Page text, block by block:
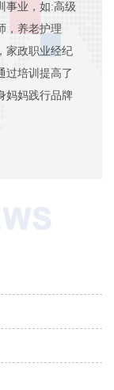
事业，如:高级
，养老护理
家政职业经纪
过培训提高了
妈妈践行品牌